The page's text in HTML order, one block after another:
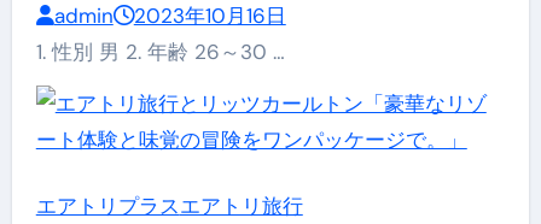
admin
2023年10月16日
1. 性別 男 2. 年齢 26～30 …
エアトリプラスエアトリ旅行